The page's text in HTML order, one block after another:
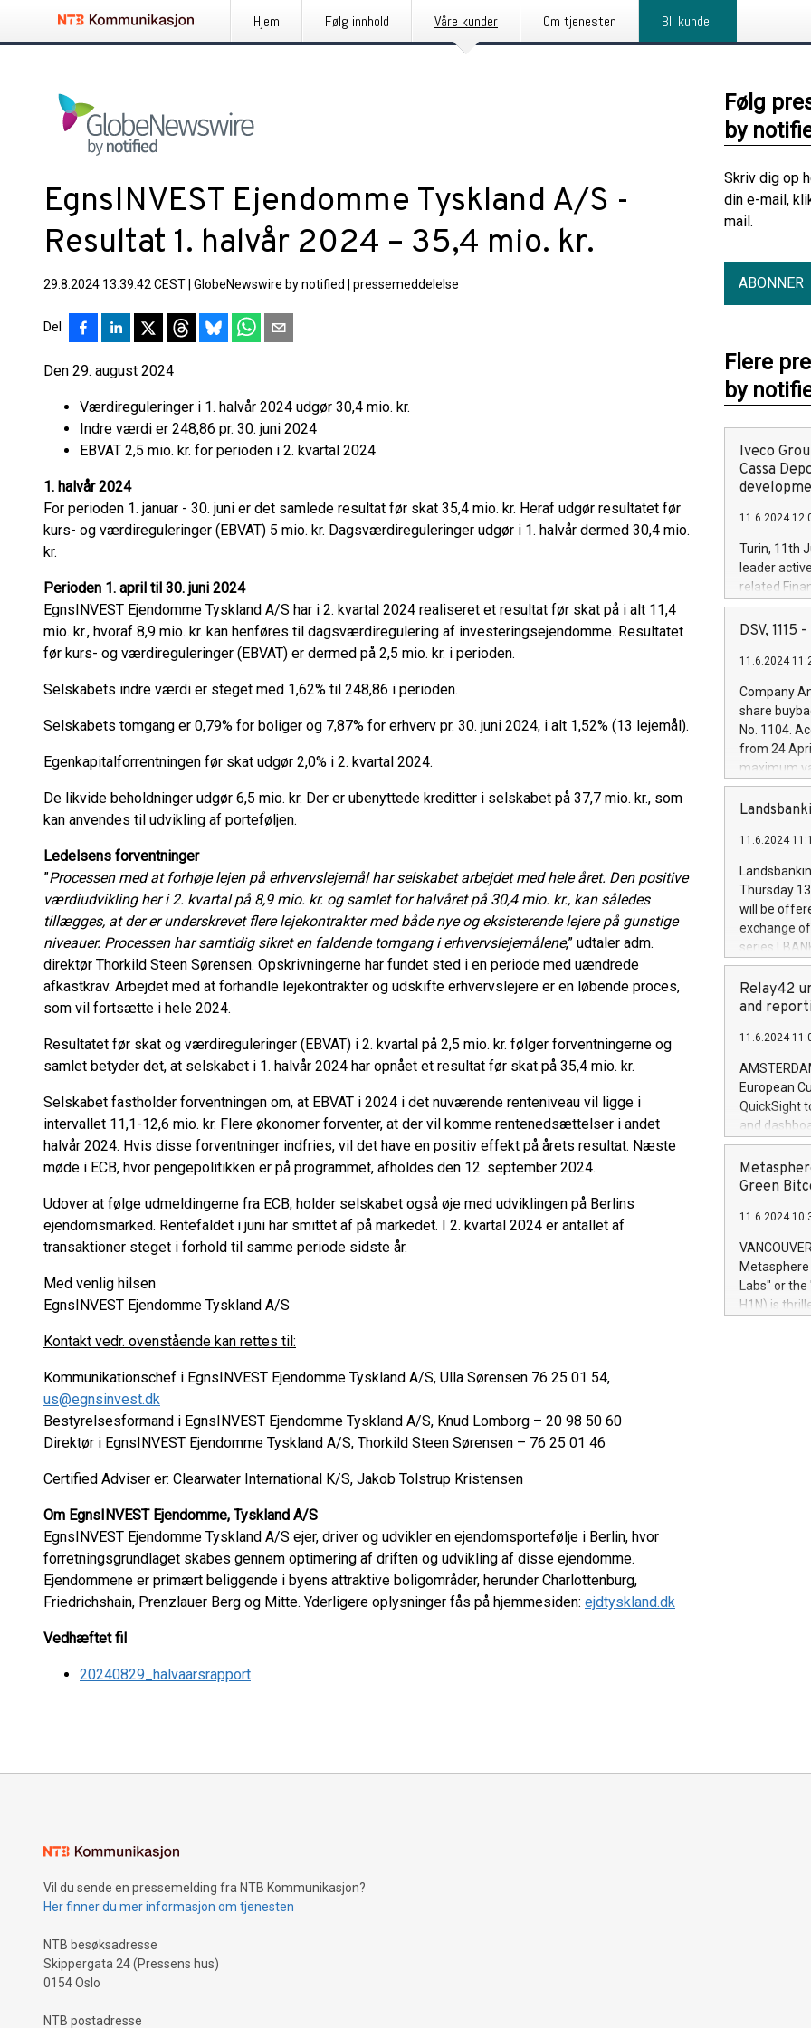
Hjem Følg innhold Våre kunder Om tjenesten Bli kunde
EgnsINVEST Ejendomme Tyskland A/S -
Resultat 1. halvår 2024 – 35,4 mio. kr.
29.8.2024 13:39:42 CEST GlobeNewswire by notified pressemeddelelse
Del
Den 29. august 2024
Værdireguleringer i 1. halvår 2024 udgør 30,4 mio. kr.
Indre værdi er 248,86 pr. 30. juni 2024
EBVAT 2,5 mio. kr. for perioden i 2. kvartal 2024
1. halvår 2024
For perioden 1. januar - 30. juni er det samlede resultat før skat 35,4 mio. kr. Heraf udgør resultatet før
kurs- og værdireguleringer (EBVAT) 5 mio. kr. Dagsværdireguleringer udgør i 1. halvår dermed 30,4 mio.
kr.
Perioden 1. april til 30. juni 2024
EgnsINVEST Ejendomme Tyskland A/S har i 2. kvartal 2024 realiseret et resultat før skat på i alt 11,4
mio. kr., hvoraf 8,9 mio. kr. kan henføres til dagsværdiregulering af investeringsejendomme. Resultatet
før kurs- og værdireguleringer (EBVAT) er dermed på 2,5 mio. kr. i perioden.
Selskabets indre værdi er steget med 1,62% til 248,86 i perioden.
Selskabets tomgang er 0,79% for boliger og 7,87% for erhverv pr. 30. juni 2024, i alt 1,52% (13 lejemål).
Egenkapitalforrentningen før skat udgør 2,0% i 2. kvartal 2024.
De likvide beholdninger udgør 6,5 mio. kr. Der er ubenyttede kreditter i selskabet på 37,7 mio. kr., som
kan anvendes til udvikling af porteføljen.
Ledelsens forventninger
”Processen med at forhøje lejen på erhvervslejemål har selskabet arbejdet med hele året. Den positive
værdiudvikling her i 2. kvartal på 8,9 mio. kr. og samlet for halvåret på 30,4 mio. kr., kan således
tillægges, at der er underskrevet flere lejekontrakter med både nye og eksisterende lejere på gunstige
niveauer. Processen har samtidig sikret en faldende tomgang i erhvervslejemålene,” udtaler adm.
direktør Thorkild Steen Sørensen. Opskrivningerne har fundet sted i en periode med uændrede
afkastkrav. Arbejdet med at forhandle lejekontrakter og udskifte erhvervslejere er en løbende proces,
som vil fortsætte i hele 2024.
Resultatet før skat og værdireguleringer (EBVAT) i 2. kvartal på 2,5 mio. kr. følger forventningerne og
samlet betyder det, at selskabet i 1. halvår 2024 har opnået et resultat før skat på 35,4 mio. kr.
Selskabet fastholder forventningen om, at EBVAT i 2024 i det nuværende renteniveau vil ligge i
intervallet 11,1-12,6 mio. kr. Flere økonomer forventer, at der vil komme rentenedsættelser i andet
halvår 2024. Hvis disse forventninger indfries, vil det have en positiv effekt på årets resultat. Næste
møde i ECB, hvor pengepolitikken er på programmet, afholdes den 12. september 2024.
Udover at følge udmeldingerne fra ECB, holder selskabet også øje med udviklingen på Berlins
ejendomsmarked. Rentefaldet i juni har smittet af på markedet. I 2. kvartal 2024 er antallet af
transaktioner steget i forhold til samme periode sidste år.
Med venlig hilsen
EgnsINVEST Ejendomme Tyskland A/S
Kontakt vedr. ovenstående kan rettes til:
Kommunikationschef i EgnsINVEST Ejendomme Tyskland A/S, Ulla Sørensen 76 25 01 54,
us@egnsinvest.dk
Bestyrelsesformand i EgnsINVEST Ejendomme Tyskland A/S, Knud Lomborg – 20 98 50 60
Direktør i EgnsINVEST Ejendomme Tyskland A/S, Thorkild Steen Sørensen – 76 25 01 46
Certified Adviser er: Clearwater International K/S, Jakob Tolstrup Kristensen
Om EgnsINVEST Ejendomme, Tyskland A/S
EgnsINVEST Ejendomme Tyskland A/S ejer, driver og udvikler en ejendomsportefølje i Berlin, hvor
forretningsgrundlaget skabes gennem optimering af driften og udvikling af disse ejendomme.
Ejendommene er primært beliggende i byens attraktive boligområder, herunder Charlottenburg,
Friedrichshain, Prenzlauer Berg og Mitte. Yderligere oplysninger fås på hjemmesiden: ejdtyskland.dk
Vedhæftet fil
20240829_halvaarsrapport
Følg
by
Skriv dig op
din e-mail,
mail.
ABONNER
Flere
by
Iveco
Cassa
11.6.2024
Turin, 11th
leader
related
facility of
creation of
Iveco
increasing
financed
be made by
(EXM: IVG)
brands are
DSV, 1115
11.6.2024
Company
share
No. 1104.
from 24
maximum
shares,
European
the rules on
the
to as the
days 1-
11.6.2024
Thursday
will be
exchange
series
covered
price of the
20 June
Markets will
+354 410
Relay42
and
11.6.2024
European
QuickSight
and
customer
to dive
the
module, in
module
Relay42
their data
customers
Marketers
Green
11.6.2024
Labs" or the
H1N) is
Vil du sende en pressemelding fra NTB Kommunikasjon?
Her finner du mer informasjon om tjenesten
NTB besøksadresse
Skippergata 24 (Pressens hus)
0154 Oslo
NTB postadresse